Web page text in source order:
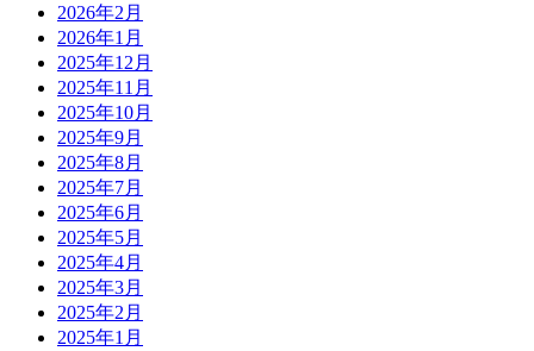
2026年2月
2026年1月
2025年12月
2025年11月
2025年10月
2025年9月
2025年8月
2025年7月
2025年6月
2025年5月
2025年4月
2025年3月
2025年2月
2025年1月